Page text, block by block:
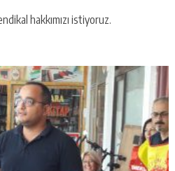
hakkımızı istiyoruz.